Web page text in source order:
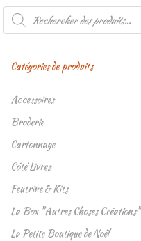
Recherche
produits
Catégories de produits
Accessoires
Broderie
Cartonnage
Côté Livres
Feutrine & Kits
La Box "Autres Choses Créations"
La Petite Boutique de Noël